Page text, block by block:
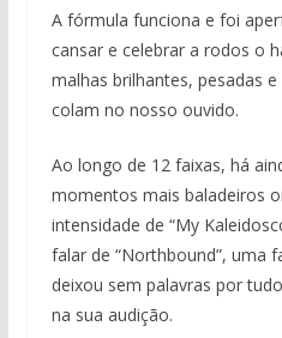
A fórmula funciona e foi
cansar e celebrar a rodos o
malhas brilhantes, pesadas
colam no nosso ouvido.
Ao longo de 12 faixas, há
momentos mais baladeiros
intensidade de “My
falar de “Northbound”, uma
deixou sem palavras por
na sua audição.